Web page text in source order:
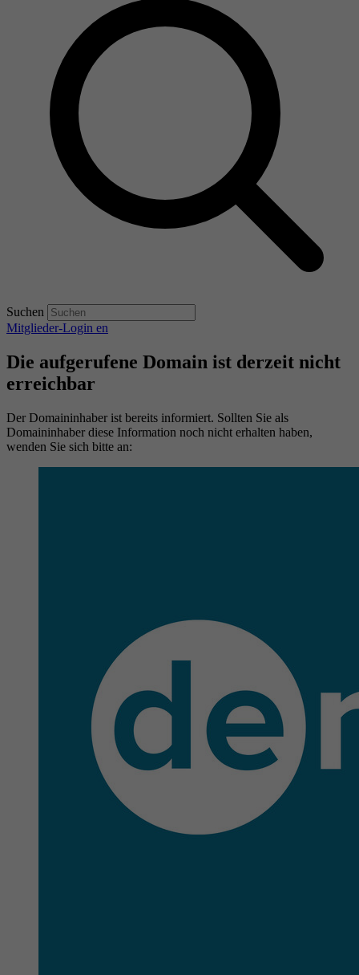
Suchen
Mitglieder-Login en
Die aufgerufene Domain ist derzeit nicht
erreichbar
Der Domaininhaber ist bereits informiert. Sollten Sie als
Domaininhaber diese Information noch nicht erhalten haben,
wenden Sie sich bitte an: